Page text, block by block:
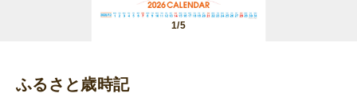
1/5
ふるさと歳時記